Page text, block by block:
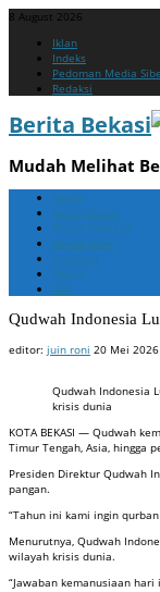
8 August 2026
Menu
content
Iklan
Indeks
Pedoman Media
Redaksi
Berita Bekasi
Mudah Melihat
Menu
content
Home
Berita Bekasi
Berita Cikarang
Berita Jabar
Nasional
Politik
ADV
Qudwah Indonesia
editor: juin roni 20 Mei 2026
Qudwah Indonesia
krisis dunia
KOTA BEKASI — Qudwah
Timur Tengah, Asia, hingga
Presiden Direktur Qudwah
pangan.
“Tahun ini kami ingin
Menurutnya, Qudwah
wilayah krisis dunia.
“Jawaban kemanusiaan